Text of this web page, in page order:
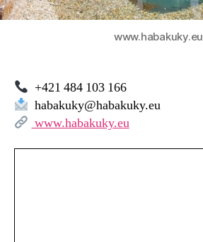
www.habakuky.eu
+421 484 103 166
habakuky@habakuky.eu
www.habakuky.eu